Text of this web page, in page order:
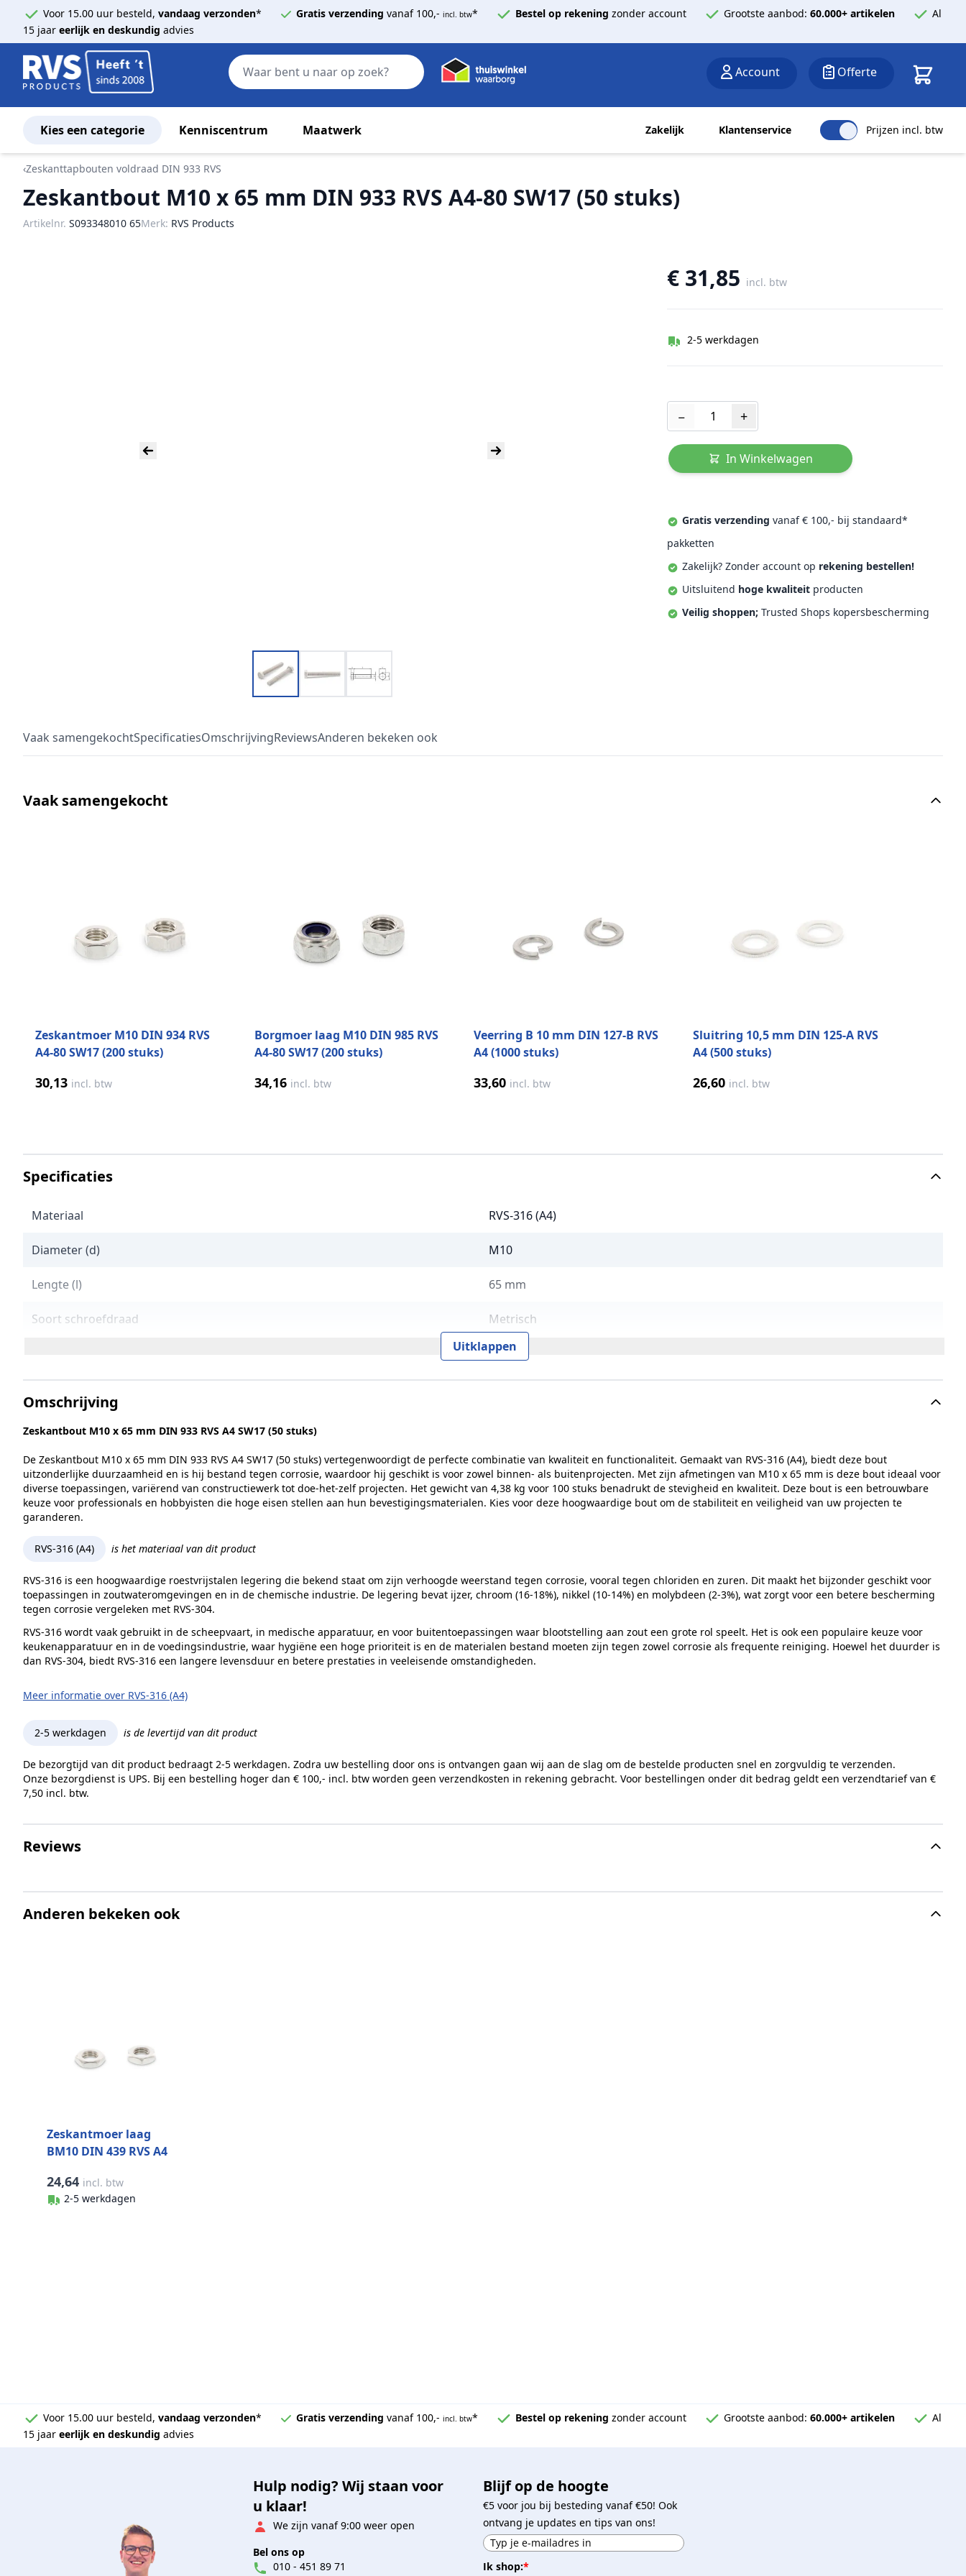
Voor 15.00 uur besteld, vandaag verzonden* Gratis verzending vanaf 100,- incl. btw* Bestel op rekening zonder account Grootste aanbod: 60.000+ artikelen
Al
15 jaar eerlijk en deskundig advies
Zoek
Account Offerte
Kies een categorie Kenniscentrum Maatwerk Zakelijk Klantenservice Prijzen incl. btw
Ga naar de inhoud
‹Zeskanttapbouten voldraad DIN 933 RVS
Zeskantbout M10 x 65 mm DIN 933 RVS A4-80 SW17 (50 stuks)
Artikelnr. S093348010 65Merk: RVS Products
€ 31,85 incl. btw
2-5 werkdagen
− +
In Winkelwagen
Gratis verzending vanaf € 100,- bij standaard*
pakketten
Zakelijk? Zonder account op rekening bestellen!
Uitsluitend hoge kwaliteit producten
Veilig shoppen; Trusted Shops kopersbescherming
Vaak samengekochtSpecificatiesOmschrijvingReviewsAnderen bekeken ook
Vaak samengekocht
Zeskantmoer M10 DIN 934 RVS
A4-80 SW17 (200 stuks)
30,13 incl. btw
Borgmoer laag M10 DIN 985 RVS
A4-80 SW17 (200 stuks)
34,16 incl. btw
Veerring B 10 mm DIN 127-B RVS
A4 (1000 stuks)
33,60 incl. btw
Sluitring 10,5 mm DIN 125-A RVS
A4 (500 stuks)
26,60 incl. btw
Specificaties
Materiaal RVS-316 (A4)
Diameter (d) M10
Lengte (l) 65 mm
Soort schroefdraad Metrisch
SW17
Norm en type DIN 933
Sterkteklasse 80
Kopvorm
Maat (e) 18,9 mm
Kophoogte (k) 6,4 mm
Gewicht per 100 stuks 4,38 kg
Aandrijving
Draadtype
Inhoud verpakking 50
Merk
Uitklappen
Omschrijving
Zeskantbout M10 x 65 mm DIN 933 RVS A4 SW17 (50 stuks)
De Zeskantbout M10 x 65 mm DIN 933 RVS A4 SW17 (50 stuks) vertegenwoordigt de perfecte combinatie van kwaliteit en functionaliteit. Gemaakt van RVS-316 (A4), biedt deze bout
uitzonderlijke duurzaamheid en is hij bestand tegen corrosie, waardoor hij geschikt is voor zowel binnen- als buitenprojecten. Met zijn afmetingen van M10 x 65 mm is deze bout ideaal voor
diverse toepassingen, variërend van constructiewerk tot doe-het-zelf projecten. Het gewicht van 4,38 kg voor 100 stuks benadrukt de stevigheid en kwaliteit. Deze bout is een betrouwbare
keuze voor professionals en hobbyisten die hoge eisen stellen aan hun bevestigingsmaterialen. Kies voor deze hoogwaardige bout om de stabiliteit en veiligheid van uw projecten te
garanderen.
RVS-316 (A4) is het materiaal van dit product
RVS-316 is een hoogwaardige roestvrijstalen legering die bekend staat om zijn verhoogde weerstand tegen corrosie, vooral tegen chloriden en zuren. Dit maakt het bijzonder geschikt voor
toepassingen in zoutwateromgevingen en in de chemische industrie. De legering bevat ijzer, chroom (16-18%), nikkel (10-14%) en molybdeen (2-3%), wat zorgt voor een betere bescherming
tegen corrosie vergeleken met RVS-304.
RVS-316 wordt vaak gebruikt in de scheepvaart, in medische apparatuur, en voor buitentoepassingen waar blootstelling aan zout een grote rol speelt. Het is ook een populaire keuze voor
keukenapparatuur en in de voedingsindustrie, waar hygiëne een hoge prioriteit is en de materialen bestand moeten zijn tegen zowel corrosie als frequente reiniging. Hoewel het duurder is
dan RVS-304, biedt RVS-316 een langere levensduur en betere prestaties in veeleisende omstandigheden.
Meer informatie over RVS-316 (A4)
2-5 werkdagen is de levertijd van dit product
De bezorgtijd van dit product bedraagt 2-5 werkdagen. Zodra uw bestelling door ons is ontvangen gaan wij aan de slag om de bestelde producten snel en zorgvuldig te verzenden.
Onze bezorgdienst is UPS. Bij een bestelling hoger dan € 100,- incl. btw worden geen verzendkosten in rekening gebracht. Voor bestellingen onder dit bedrag geldt een verzendtarief van €
7,50 incl. btw.
Reviews
Anderen bekeken ook
Zeskantmoer laag
BM10 DIN 439 RVS A4
24,64 incl. btw
2-5 werkdagen
Voor 15.00 uur besteld, vandaag verzonden* Gratis verzending vanaf 100,- incl. btw* Bestel op rekening zonder account Grootste aanbod: 60.000+ artikelen
Al
15 jaar eerlijk en deskundig advies
Hulp nodig? Wij staan voor
u klaar!
We zijn vanaf 9:00 weer open
Bel ons op
010 - 451 89 71
Blijf op de hoogte
€5 voor jou bij besteding vanaf €50! Ook
ontvang je updates en tips van ons!
Ik shop:*